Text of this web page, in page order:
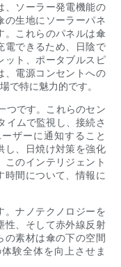
、ソーラー発電機能の
の生地にソーラーパネ
。これらのパネルは傘
電できるため、日陰で
ット、ポータブルスピ
、電源コンセントへの
で特に魅力的です。
つです。これらのセン
イムで監視し、接続さ
ザーに通知すること
し、日焼け対策を強化
のインテリジェント
時間について、情報に
。ナノテクノロジーを
性、そして赤外線反射
の素材は傘の下の空間
験全体を向上させま